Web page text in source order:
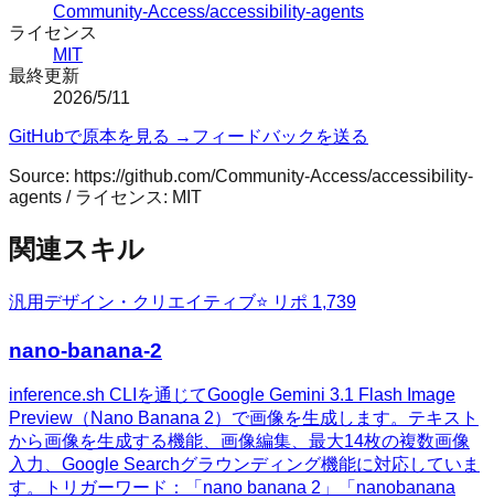
Community-Access/accessibility-agents
ライセンス
MIT
最終更新
2026/5/11
GitHubで原本を見る → フィードバックを送る
Source: https://github.com/Community-Access/accessibility-
agents / ライセンス: MIT
関連スキル
汎用 デザイン・クリエイティブ⭐ リポ 1,739
nano-banana-2
inference.sh CLIを通じてGoogle Gemini 3.1 Flash Image
Preview（Nano Banana 2）で画像を生成します。テキスト
から画像を生成する機能、画像編集、最大14枚の複数画像
入力、Google Searchグラウンディング機能に対応していま
す。トリガーワード：「nano banana 2」「nanobanana